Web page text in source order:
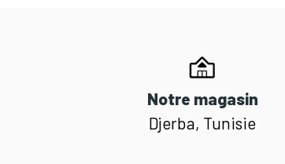
Notre magasin
Djerba, Tunisie